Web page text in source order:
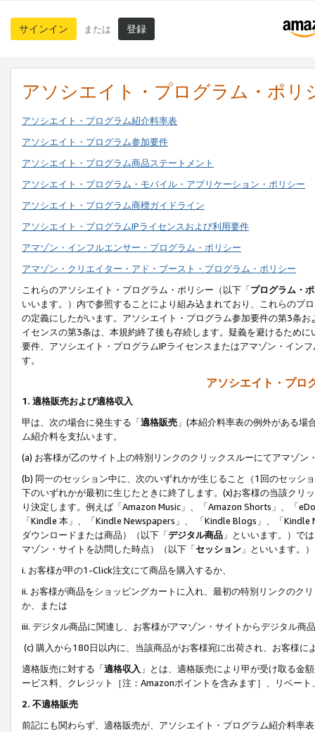
サインイン または 登録
アソシエイト・プログラム・ポリ
アソシエイト・プログラム紹介料率表
アソシエイト・プログラム参加要件
アソシエイト・プログラム商品ステートメント
アソシエイト・プログラム・モバイル・アプリケーション・ポリシー
アソシエイト・プログラム商標ガイドライン
アソシエイト・プログラムIPライセンスおよび利用要件
アマゾン・インフルエンサー・プログラム・ポリシー
アマゾン・クリエイター・アド・ブースト・プログラム・ポリシー
これらのアソシエイト・プログラム・ポリシー（以下「プログラム・
いいます。）内で参照することにより組み込まれており、これらのプ
の定義にしたがいます。アソシエイト・プログラム参加要件の第3条
イセンスの第3条は、本規約終了後も存続します。疑義を避けるため
要件、アソシエイト・プログラムIPライセンスまたはアマゾン・イン
す。
アソシエイト・プロ
1. 適格販売および適格収入
甲は、次の場合に発生する「適格販売 」(本紹介料率表の例外がある
ム紹介料を支払います。
(a) お客様が乙のサイト上の特別リンクのクリックスルーにてアマゾン
(b) 同一のセッション中に、次のいずれかが生じること（1回のセッシ
下のいずれかが最初に生じたときに終了します。(x)お客様の当該ク
り決定します。例えば「Amazon Music」、「Amazon Shorts」、「
「Kindle 本」、「Kindle Newspapers」、 「Kindle Blogs」、「
ダウンロードまたは商品）（以下「デジタル商品 」といいます。）で
マゾン・サイトを訪問した時点）（以下「セッション 」といいます。
i. お客様が甲の1-Click注文にて商品を購入するか、
ii. お客様が商品をショッピングカートに入れ、最初の特別リンクのク
か、または
iii. デジタル商品に関連し、お客様がアマゾン・サイトからデジタル
(c) 購入から180日以内に、当該商品がお客様宛に出荷され、お客様
適格販売に対する「適格収入 」とは、適格販売により甲が受け取る金
ービス料、クレジット［注：Amazonポイントを含みます］、リベー
2. 不適格販売
前記にも関わらず、適格販売が、アソシエイト・プログラム紹介料率